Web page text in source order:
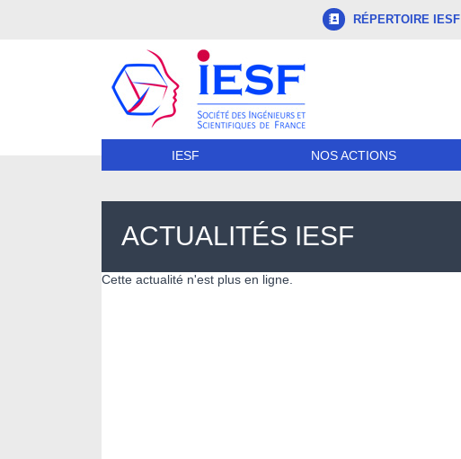
RÉPERTOIRE IESF
IESF NOS ACTIONS
ACTUALITÉS IESF
Cette actualité n'est plus en ligne.